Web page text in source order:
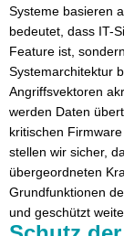
Systeme basieren
bedeutet, dass IT-
Feature ist,
Systemarchitektur
Angriffsvektoren
werden Daten
kritischen
stellen wir sicher,
übergeordneten
Grundfunktionen
und geschützt